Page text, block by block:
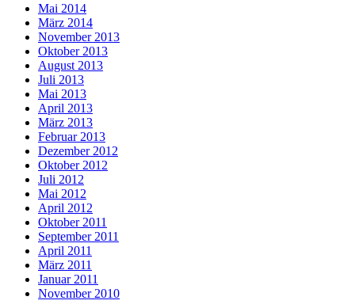
Mai 2014
März 2014
November 2013
Oktober 2013
August 2013
Juli 2013
Mai 2013
April 2013
März 2013
Februar 2013
Dezember 2012
Oktober 2012
Juli 2012
Mai 2012
April 2012
Oktober 2011
September 2011
April 2011
März 2011
Januar 2011
November 2010